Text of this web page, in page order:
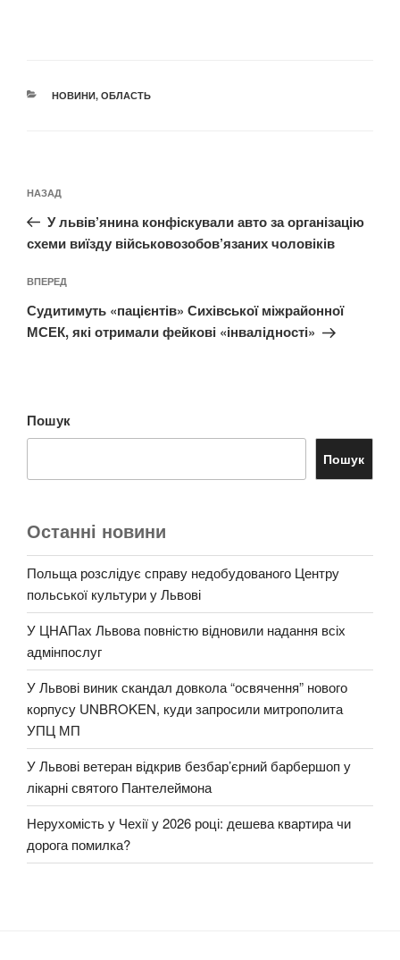
КАТЕГОРІЇ
НОВИНИ, ОБЛАСТЬ
записів
Попередній
запис:
НАЗАД
У львів’янина конфіскували авто за організацію
схеми виїзду військовозобов’язаних чоловіків
Наступний
запис
ВПЕРЕД
Судитимуть «пацієнтів» Сихівської міжрайонної
МСЕК, які отримали фейкові «інвалідності»
Пошук
Пошук
Останні новини
Польща розслідує справу недобудованого Центру
польської культури у Львові
У ЦНАПах Львова повністю відновили надання всіх
адмінпослуг
У Львові виник скандал довкола “освячення” нового
корпусу UNBROKEN, куди запросили митрополита
УПЦ МП
У Львові ветеран відкрив безбар’єрний барбершоп у
лікарні святого Пантелеймона
Нерухомість у Чехії у 2026 році: дешева квартира чи
дорога помилка?